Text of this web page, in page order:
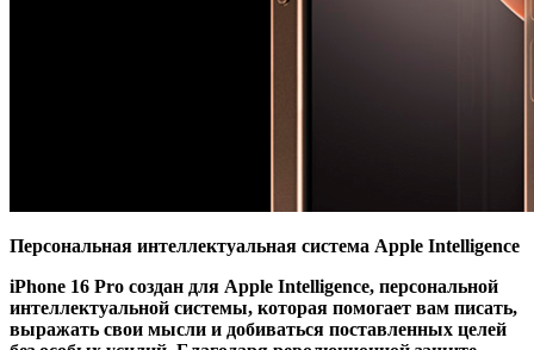
Персональная интеллектуальная система Apple Intelligence
iPhone 16 Pro создан для Apple Intelligence, персональной
интеллектуальной системы, которая помогает вам писать,
выражать свои мысли и добиваться поставленных целей